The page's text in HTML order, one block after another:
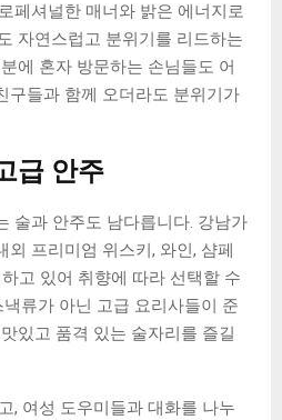
페셔널한 매너와 밝은 에너지로
자연스럽고 분위기를 리드하는
에 혼자 방문하는 손님들도 어
구들과 함께 오더라도 분위기가
급 안주
술과 안주도 남다릅니다. 강남가
외 프리미엄 위스키, 와인, 샴페
고 있어 취향에 따라 선택할 수
류가 아닌 고급 요리사들이 준
있고 품격 있는 술자리를 즐길
, 여성 도우미들과 대화를 나누